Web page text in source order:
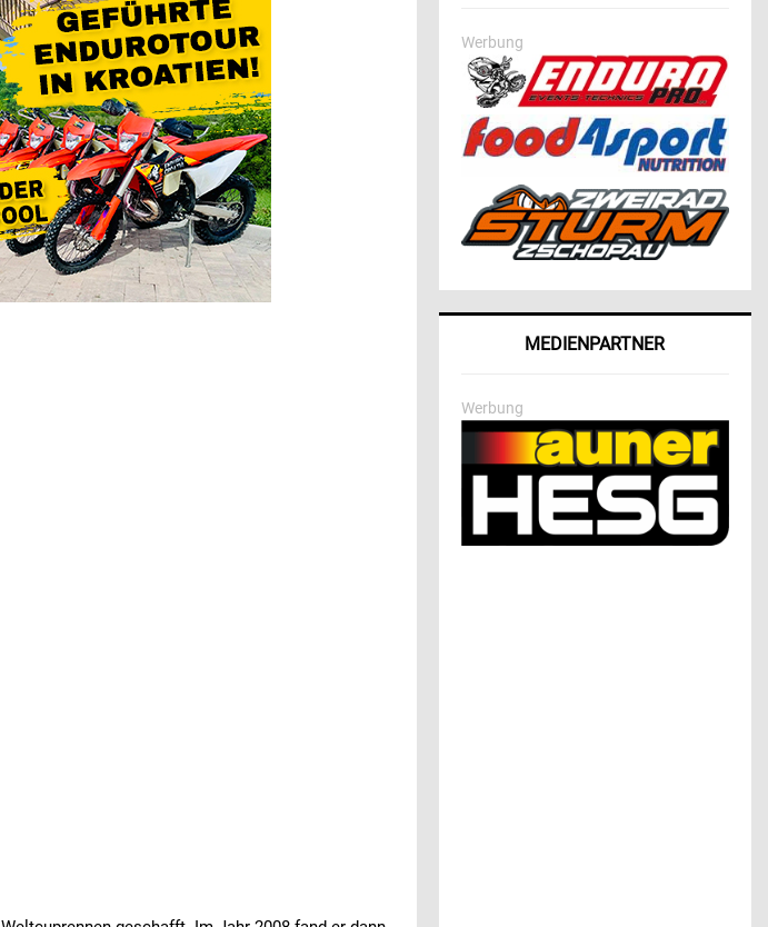
Werbung
MEDIENPARTNER
Werbung